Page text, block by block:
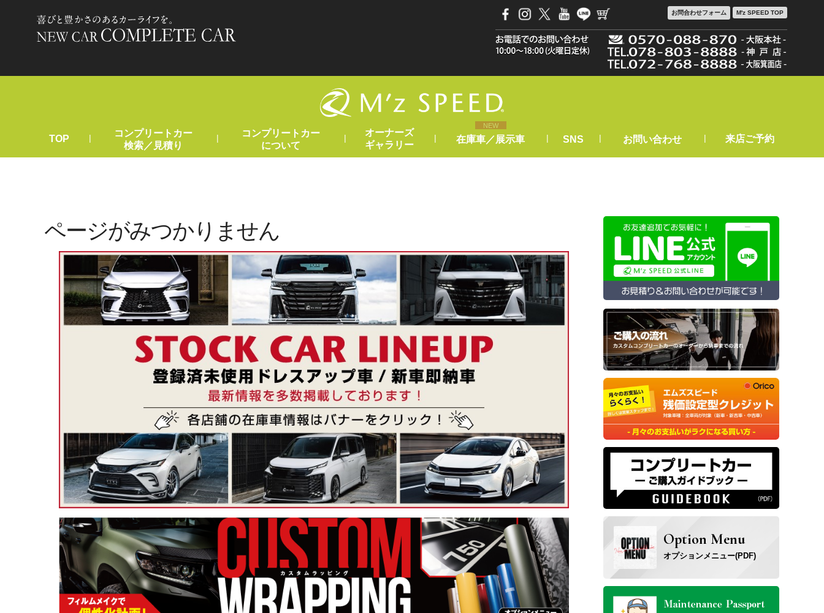
お問合わせフォーム M'z SPEED TOP
TOP |
コンプリートカー
検索／見積り
|
コンプリートカー
について
|
オーナーズ
ギャラリー
|
NEW
在庫車／展示車 | SNS | お問い合わせ | 来店ご予約
ページがみつかりません
Option Menu
オプションメニュー(PDF)